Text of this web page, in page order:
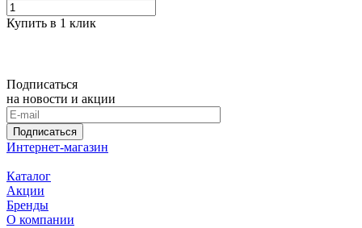
Купить в 1 клик
Подписаться
на новости и акции
Подписаться
Интернет-магазин
Каталог
Акции
Бренды
О компании